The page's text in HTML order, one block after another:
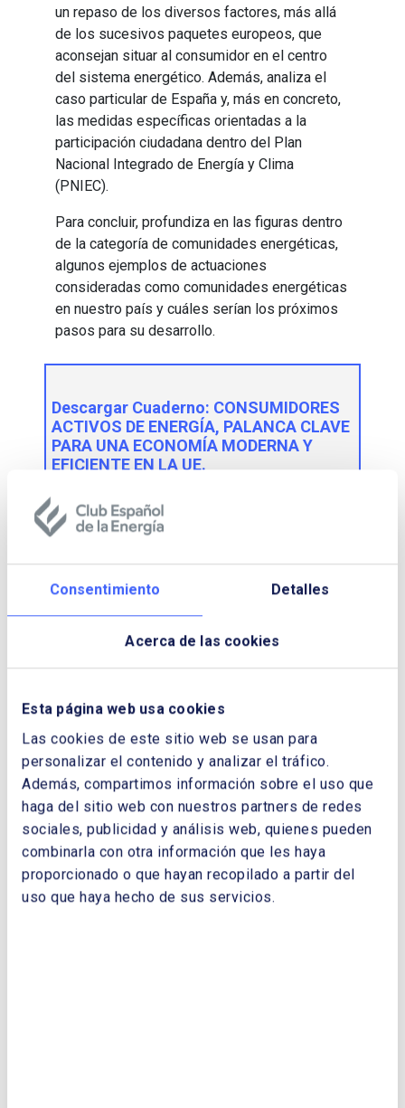
Consentimiento Detalles
Acerca de las cookies
Esta página web usa cookies
Las cookies de este sitio web se usan para
personalizar el contenido y analizar el tráfico.
Además, compartimos información sobre el uso que
haga del sitio web con nuestros partners de redes
sociales, publicidad y análisis web, quienes pueden
combinarla con otra información que les haya
proporcionado o que hayan recopilado a partir del
uso que haya hecho de sus servicios.
un repaso de los diversos factores, más allá
de los sucesivos paquetes europeos, que
aconsejan situar al consumidor en el centro
del sistema energético. Además, analiza el
caso particular de España y, más en concreto,
las medidas específicas orientadas a la
participación ciudadana dentro del Plan
Nacional Integrado de Energía y Clima
(PNIEC).
Para concluir, profundiza en las figuras dentro
de la categoría de comunidades energéticas,
algunos ejemplos de actuaciones
consideradas como comunidades energéticas
en nuestro país y cuáles serían los próximos
pasos para su desarrollo.
Descargar Cuaderno: CONSUMIDORES
ACTIVOS DE ENERGÍA, PALANCA CLAVE
PARA UNA ECONOMÍA MODERNA Y
EFICIENTE EN LA UE.
EMPRESA:
TELÉFONO: